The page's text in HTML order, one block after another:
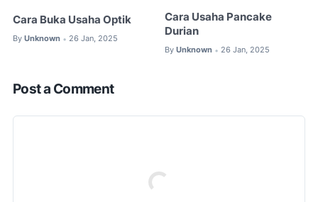
Cara Buka Usaha Optik
By Unknown • 26 Jan, 2025
Cara Usaha Pancake
Durian
By Unknown • 26 Jan, 2025
Post a Comment